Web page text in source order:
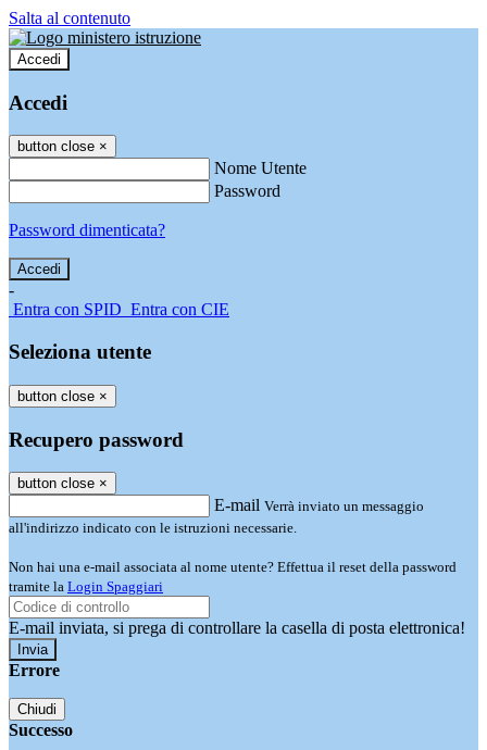
Salta al contenuto
Accedi
Accedi
button close ×
Nome Utente
Password
Password dimenticata?
-
Entra con SPID Entra con CIE
Seleziona utente
button close ×
Recupero password
button close ×
E-mail Verrà inviato un messaggio
all'indirizzo indicato con le istruzioni necessarie.
Non hai una e-mail associata al nome utente? Effettua il reset della password
tramite la Login Spaggiari
E-mail inviata, si prega di controllare la casella di posta elettronica!
Errore
Chiudi
Successo